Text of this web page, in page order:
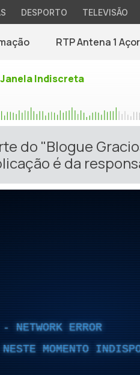
DESPORTO TELEVISÃO
RTP Antena 1
Janela Indiscreta
do "Blogue
é da
ERROR
MOMENTO